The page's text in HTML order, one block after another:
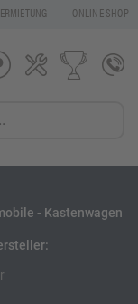
ONLINE SHOP
- Kastenwagen